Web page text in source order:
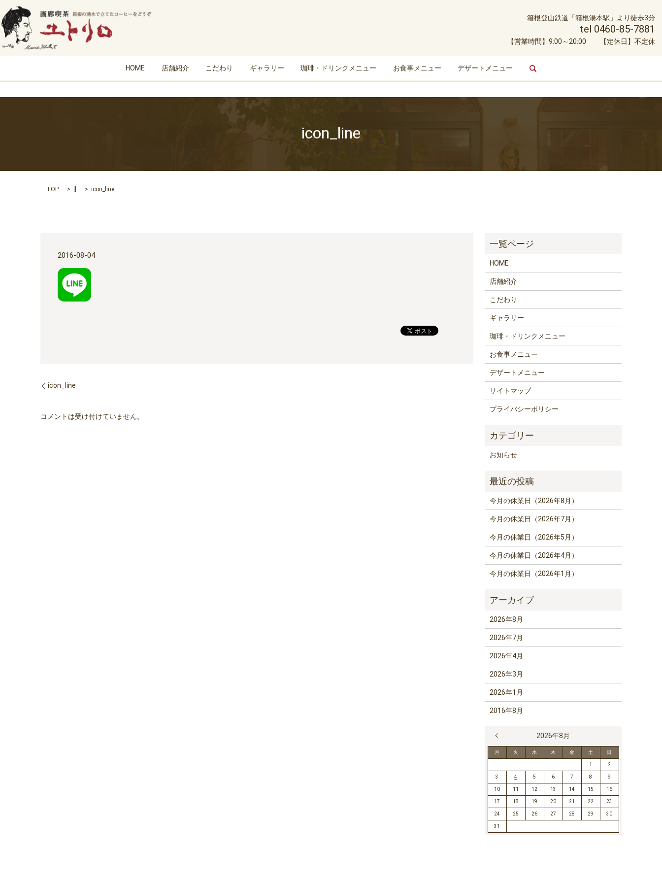
箱根登山鉄道「箱根湯本駅」より徒歩3分
tel 0460-85-7881
【営業時間】9:00～20:00 【定休日】不定休
HOME 店舗紹介 こだわり ギャラリー 珈琲・ドリンクメニュー お食事メニュー デザートメニュー
icon_line
TOP icon_line
2016-08-04
icon_line
コメントは受け付けていません。
HOME
店舗紹介
こだわり
ギャラリー
珈琲・ドリンクメニュー
お食事メニュー
デザートメニュー
サイトマップ
プライバシーポリシー
お知らせ
今月の休業日（2026年8月）
今月の休業日（2026年7月）
今月の休業日（2026年5月）
今月の休業日（2026年4月）
今月の休業日（2026年1月）
2026年8月
2026年7月
2026年4月
2026年3月
2026年1月
2016年8月
2026年8月
月 火 水 木 金 土 日
1 2
3 4 5 6 7 8 9
10 11 12 13 14 15 16
17 18 19 20 21 22 23
24 25 26 27 28 29 30
31